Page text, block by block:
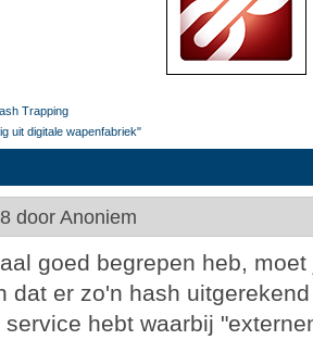
Trapping
uit digitale wapenfabriek"
door Anoniem
goed begrepen heb,
dat er zo'n hash
hebt waarbij